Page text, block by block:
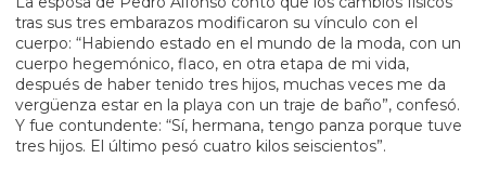
tras sus tres embarazos modificaron su vínculo con el
cuerpo: “Habiendo estado en el mundo de la moda, con un
cuerpo hegemónico, flaco, en otra etapa de mi vida,
después de haber tenido tres hijos, muchas veces me da
vergüenza estar en la playa con un traje de baño”, confesó.
Y fue contundente: “Sí, hermana, tengo panza porque tuve
tres hijos. El último pesó cuatro kilos seiscientos”.